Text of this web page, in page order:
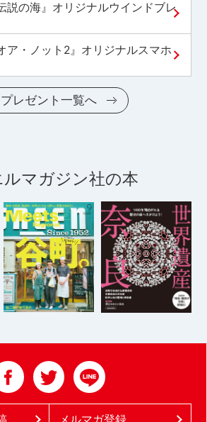
説の海』オリジナルウインドブレ
ア・ノット2』オリジナルスマホ
プレゼント一覧へ
ルマガジン社の本